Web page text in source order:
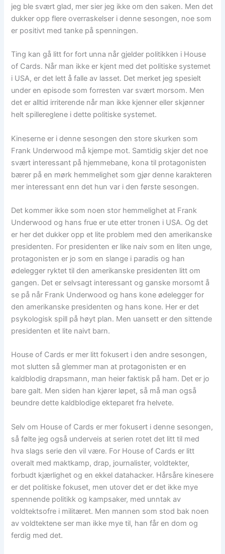
jeg ble svært glad, mer sier jeg ikke om den saken. Men det
dukker opp flere overraskelser i denne sesongen, noe som
er positivt med tanke på spenningen.
Ting kan gå litt for fort unna når gjelder politikken i House
of Cards. Når man ikke er kjent med det politiske systemet
i USA, er det lett å falle av lasset. Det merket jeg spesielt
under en episode som forresten var svært morsom. Men
det er alltid irriterende når man ikke kjenner eller skjønner
helt spillereglene i dette politiske systemet.
Kineserne er i denne sesongen den store skurken som
Frank Underwood må kjempe mot. Samtidig skjer det noe
svært interessant på hjemmebane, kona til protagonisten
bærer på en mørk hemmelighet som gjør denne karakteren
mer interessant enn det hun var i den første sesongen.
Det kommer ikke som noen stor hemmelighet at Frank
Underwood og hans frue er ute etter tronen i USA. Og det
er her det dukker opp et lite problem med den amerikanske
presidenten. For presidenten er like naiv som en liten unge,
protagonisten er jo som en slange i paradis og han
ødelegger ryktet til den amerikanske presidenten litt om
gangen. Det er selvsagt interessant og ganske morsomt å
se på når Frank Underwood og hans kone ødelegger for
den amerikanske presidenten og hans kone. Her er det
psykologisk spill på høyt plan. Men uansett er den sittende
presidenten et lite naivt barn.
House of Cards er mer litt fokusert i den andre sesongen,
mot slutten så glemmer man at protagonisten er en
kaldblodig drapsmann, man heier faktisk på ham. Det er jo
bare galt. Men siden han kjører løpet, så må man også
beundre dette kaldblodige ekteparet fra helvete.
Selv om House of Cards er mer fokusert i denne sesongen,
så følte jeg også underveis at serien rotet det litt til med
hva slags serie den vil være. For House of Cards er litt
overalt med maktkamp, drap, journalister, voldtekter,
forbudt kjærlighet og en ekkel datahacker. Hårsåre kinesere
er det politiske fokuset, men utover det er det ikke mye
spennende politikk og kampsaker, med unntak av
voldtektsofre i militæret. Men mannen som stod bak noen
av voldtektene ser man ikke mye til, han får en dom og
ferdig med det.